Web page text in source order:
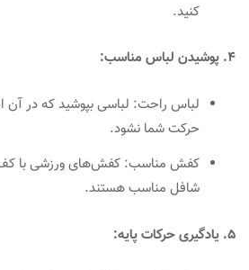
کنید.
4. پوشیدن لباس مناسب:
لباس راحت: لباسی بپوشید که در آن
حرکت شما نشود.
کفش مناسب: کفش‌های ورزشی با کف
شافل مناسب هستند.
5. یادگیری حرکات پایه: